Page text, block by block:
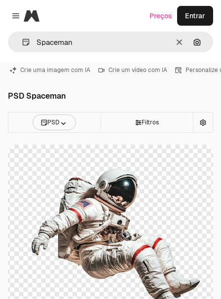
Close menu
Magnific
Limpar
Preços Entrar
Crie uma imagem com IA Crie um vídeo com IA Personalize
PSD Spaceman
PSD Filtros